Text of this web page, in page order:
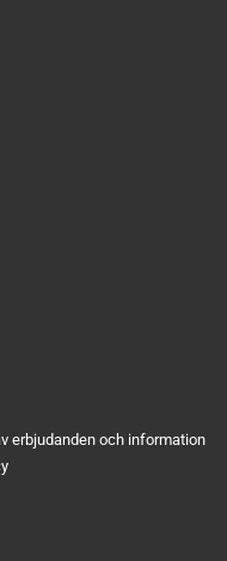
erbjudanden och information